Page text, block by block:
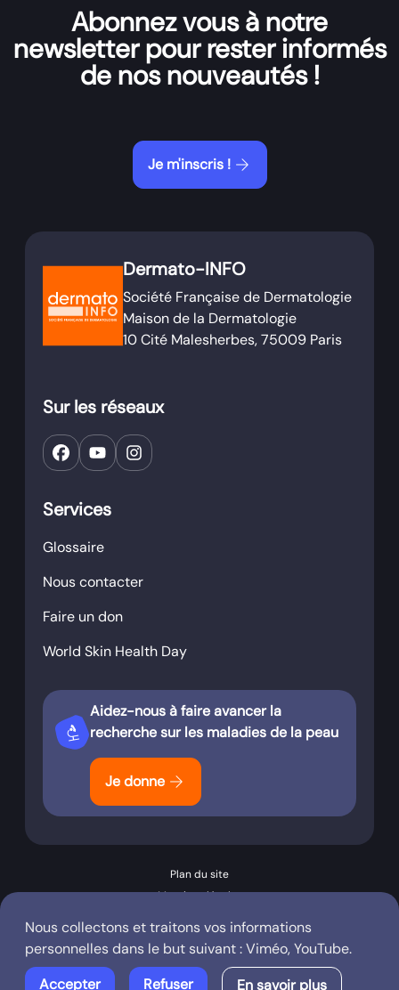
Nous collectons et traitons vos informations
personnelles dans le but suivant :Viméo, YouTube.
Accepter
Refuser En savoir plus
Abonnez vous à notre
newsletter pour rester informés
de nos nouveautés !
Je m'inscris ! arrow_forward
Dermato-INFO
Société Française de Dermatologie
Maison de la Dermatologie
10 Cité Malesherbes, 75009 Paris
Sur les réseaux
Services
Glossaire
Nous contacter
Faire un don
World Skin Health Day
biotech
Aidez-nous à faire avancer la
recherche sur les maladies de la peau
Je donne arrow_forward
Plan du site
Mentions légales
Copyright © 2008 - 2026 Dermato-INFO